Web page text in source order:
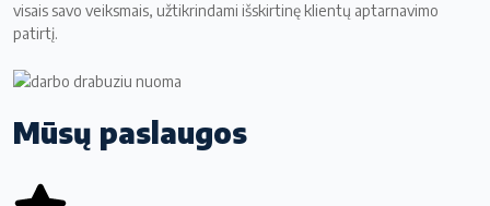
visais savo veiksmais, užtikrindami išskirtinę klientų aptarnavimo
patirtį.
Mūsų paslaugos